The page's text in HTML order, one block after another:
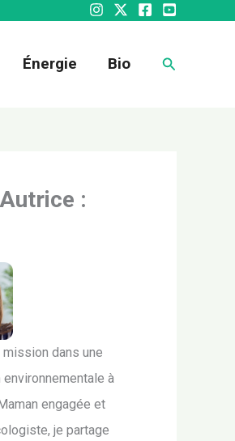
Énergie Bio
Autrice :
mission dans une
à
engagée et
je partage